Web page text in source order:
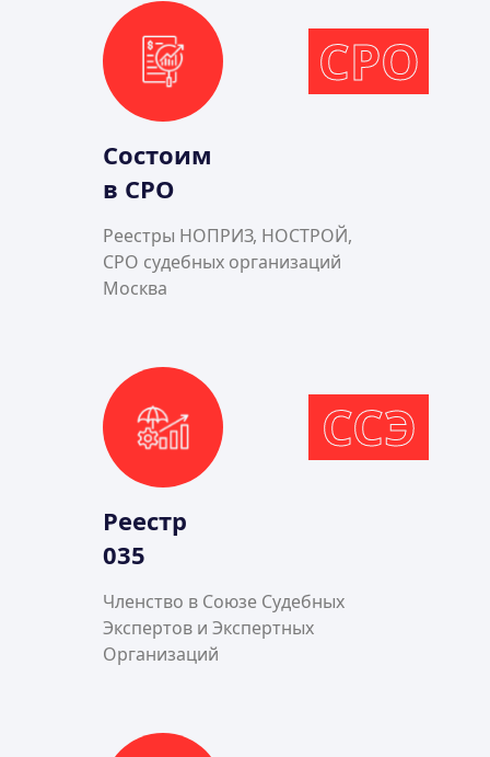
СРО
Состоим
в СРО
Реестры НОПРИЗ, НОСТРОЙ,
СРО судебных организаций
Москва
ССЭ
Реестр
035
Членство в Союзе Судебных
Экспертов и Экспертных
Организаций